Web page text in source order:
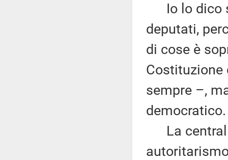
Io lo dico
deputati,
di cose è
sempre –,
democratico.
La